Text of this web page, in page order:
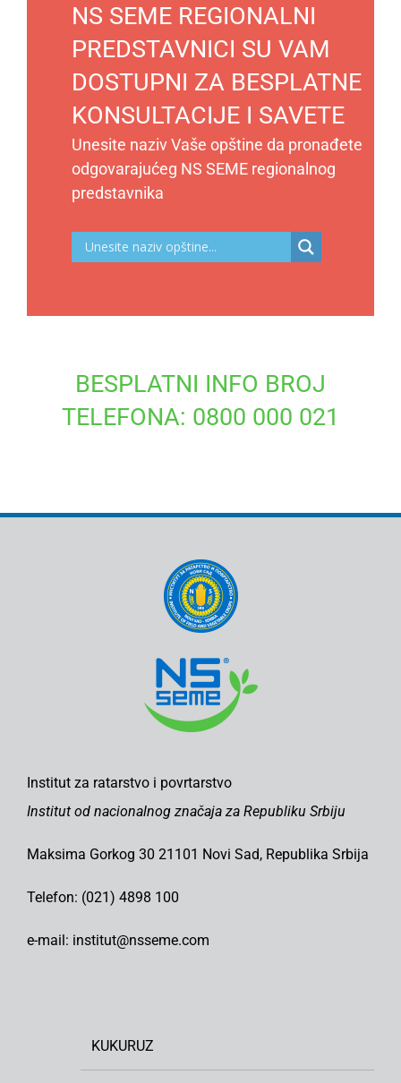
NS SEME REGIONALNI
PREDSTAVNICI SU VAM
DOSTUPNI ZA BESPLATNE
KONSULTACIJE I SAVETE
Unesite naziv Vaše opštine da pronađete
odgovarajućeg NS SEME regionalnog
predstavnika
BESPLATNI INFO BROJ
TELEFONA: 0800 000 021
Institut za ratarstvo i povrtarstvo
Institut od nacionalnog značaja za Republiku Srbiju
Maksima Gorkog 30 21101 Novi Sad, Republika Srbija
Telefon: (021) 4898 100
e-mail: institut@nsseme.com
KUKURUZ